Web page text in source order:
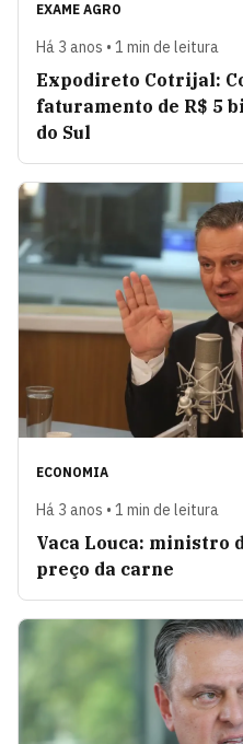
EXAME AGRO
Há 3 anos • 1 min de leitura
Expodireto Cotrijal:
faturamento de R$ 5
do Sul
ECONOMIA
Há 3 anos • 1 min de leitura
Vaca Louca: ministro
preço da carne